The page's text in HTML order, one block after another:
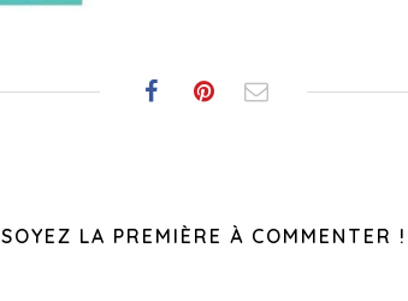
SOYEZ LA PREMIÈRE À COMMENTER !